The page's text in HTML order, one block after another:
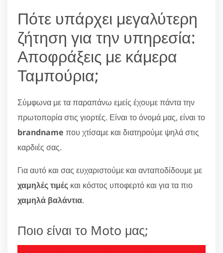
Πότε υπάρχει μεγαλύτερη
ζήτηση για την υπηρεσία:
Αποφράξεις με κάμερα
Ταμπούρια;
Σύμφωνα με τα παραπάνω εμείς έχουμε πάντα την
πρωτοπορία στις γιορτές. Είναι το όνομά μας, είναι το
brandname που χτίσαμε και διατηρούμε ψηλά στις
καρδιές σας.
Για αυτό και σας ευχαριστούμε και ανταποδίδουμε με
χαμηλές τιμές και κόστος υποφερτό και για τα πιο
χαμηλά βαλάντια.
Ποιο είναι το Moto μας;